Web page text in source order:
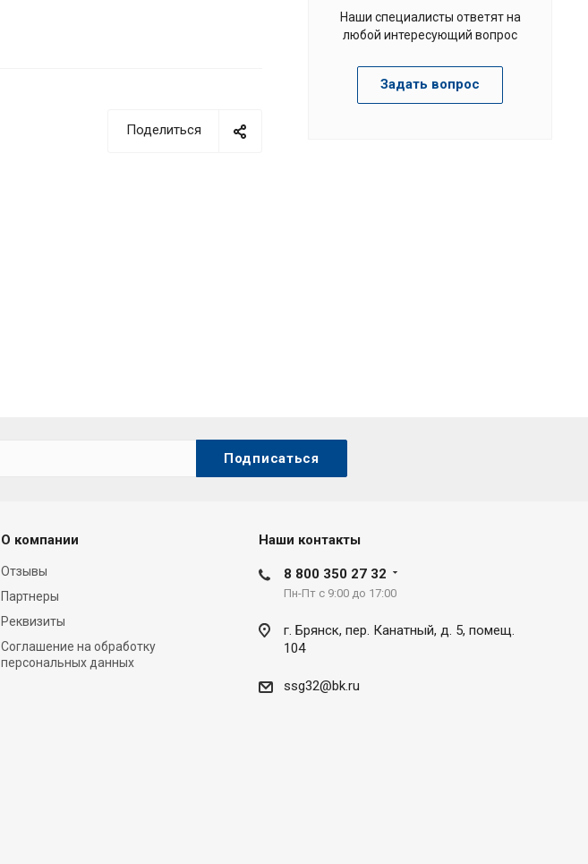
Наши специалисты ответят на
любой интересующий вопрос
Задать вопрос
Поделиться
О компании
Отзывы
Партнеры
Реквизиты
Соглашение на обработку
персональных данных
Наши контакты
8 800 350 27 32
Пн-Пт с 9:00 до 17:00
г. Брянск, пер. Канатный, д. 5, помещ.
104
ssg32@bk.ru